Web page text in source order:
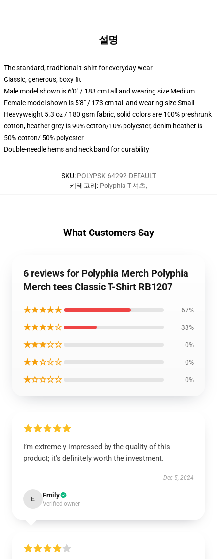
설명
The standard, traditional t-shirt for everyday wear
Classic, generous, boxy fit
Male model shown is 6'0" / 183 cm tall and wearing size Medium
Female model shown is 5'8" / 173 cm tall and wearing size Small
Heavyweight 5.3 oz / 180 gsm fabric, solid colors are 100% preshrunk
cotton, heather grey is 90% cotton/10% polyester, denim heather is
50% cotton/ 50% polyester
Double-needle hems and neck band for durability
SKU: POLYPSK-64292-DEFAULT
카테고리: Polyphia T-셔츠,
What Customers Say
6 reviews for Polyphia Merch Polyphia
Merch tees Classic T-Shirt RB1207
★★★★★ 67%
★★★★☆ 33%
★★★☆☆ 0%
★★☆☆☆ 0%
★☆☆☆☆ 0%
I’m extremely impressed by the quality of this
product; it's definitely worth the investment.
Dec 5, 2024
E Emily
Verified owner